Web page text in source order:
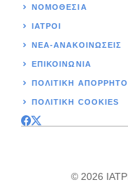
ΝΟΜΟΘΕΣΊΑ
ΙΑΤΡΟΙ
ΝΕΑ-ΑΝΑΚΟΙΝΩΣΕΙΣ
ΕΠΙΚΟΙΝΩΝΊΑ
ΠΟΛΙΤΙΚΉ
ΠΟΛΙΤΙΚΗ COOKIES
© 2026